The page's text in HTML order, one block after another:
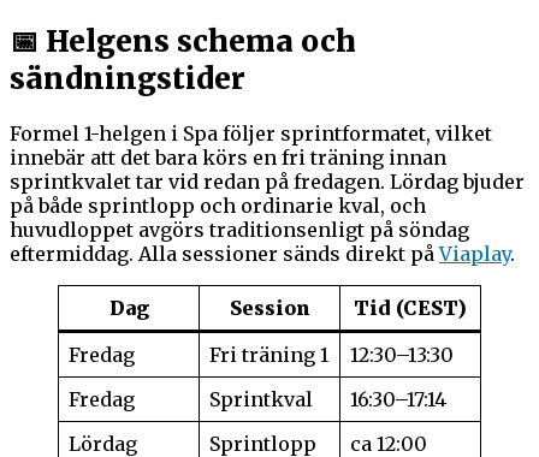
📅 Helgens schema och
sändningstider
Formel 1-helgen i Spa följer sprintformatet, vilket
innebär att det bara körs en fri träning innan
sprintkvalet tar vid redan på fredagen. Lördag bjuder
på både sprintlopp och ordinarie kval, och
huvudloppet avgörs traditionsenligt på söndag
eftermiddag. Alla sessioner sänds direkt påViaplay.
Dag Session
Tid (CEST)
Fredag
Fri träning 1
12:30–13:30
Fredag
Sprintkval
16:30–17:14
Lördag
Sprintlopp
ca 12:00